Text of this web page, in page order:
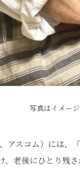
写真はイメージ
アスコム）には
老後にひとり残